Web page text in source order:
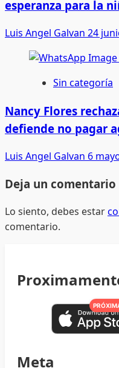
esperanza para la
Luis Angel Galvan 24
Sin categoría
Nancy Flores
defiende no pagar
Luis Angel Galvan 6
Deja un comentario
Lo siento, debes estar
comentario.
Meta